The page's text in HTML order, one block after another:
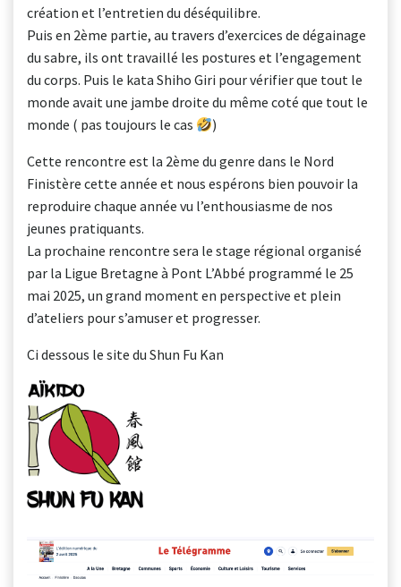
création et l’entretien du déséquilibre.
Puis en 2ème partie, au travers d’exercices de dégainage
du sabre, ils ont travaillé les postures et l’engagement
du corps. Puis le kata Shiho Giri pour vérifier que tout le
monde avait une jambe droite du même coté que tout le
monde ( pas toujours le cas
)
Cette rencontre est la 2ème du genre dans le Nord
Finistère cette année et nous espérons bien pouvoir la
reproduire chaque année vu l’enthousiasme de nos
jeunes pratiquants.
La prochaine rencontre sera le stage régional organisé
par la Ligue Bretagne à Pont L’Abbé programmé le 25
mai 2025, un grand moment en perspective et plein
d’ateliers pour s’amuser et progresser.
Ci dessous le site du Shun Fu Kan